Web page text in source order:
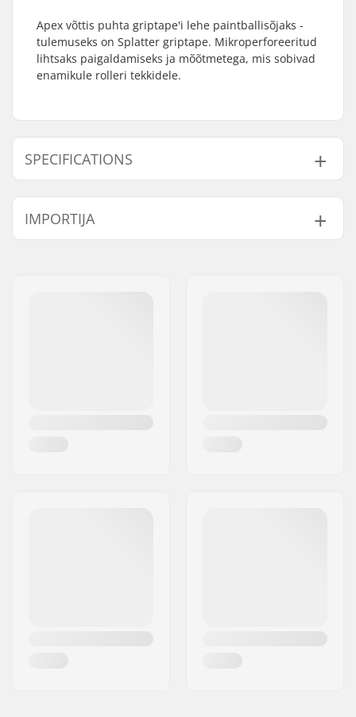
Apex võttis puhta griptape'i lehe paintballisõjaks -
tulemuseks on Splatter griptape. Mikroperforeeritud
lihtsaks paigaldamiseks ja mõõtmetega, mis sobivad
enamikule rolleri tekkidele.
SPECIFICATIONS
Length:
54cm (21.3")
Width:
Kaal:
40g
IMPORTIJA